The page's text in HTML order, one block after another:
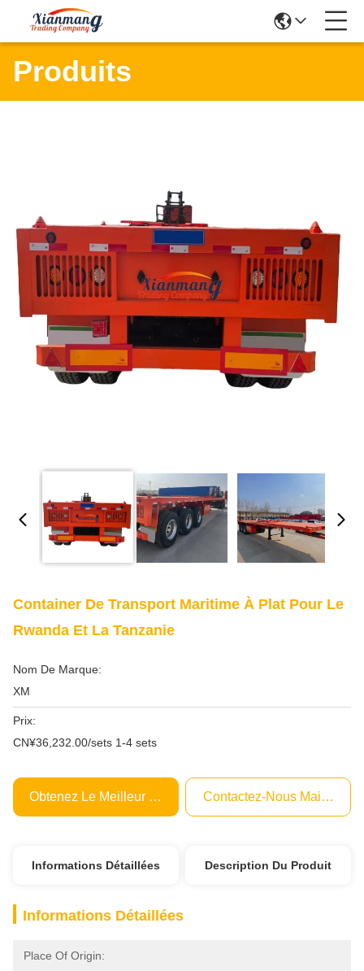
Produits
Container De Transport Maritime À Plat Pour Le
Rwanda Et La Tanzanie
Nom De Marque:
XM
Prix:
CN¥36,232.00/sets 1-4 sets
Obtenez Le Meilleur Prix Contactez-Nous Maintenant
Informations Détaillées Description Du Produit
Informations Détaillées
Place Of Origin: